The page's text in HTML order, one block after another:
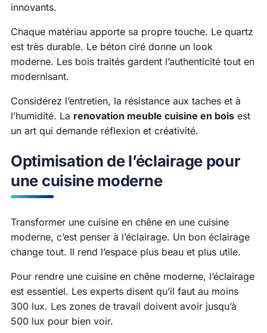
innovants.
Chaque matériau apporte sa propre touche. Le quartz
est très durable. Le béton ciré donne un look
moderne. Les bois traités gardent l’authenticité tout en
modernisant.
Considérez l’entretien, la résistance aux taches et à
l’humidité. La renovation meuble cuisine en bois est
un art qui demande réflexion et créativité.
Optimisation de l’éclairage pour
une cuisine moderne
Transformer une cuisine en chêne en une cuisine
moderne, c’est penser à l’éclairage. Un bon éclairage
change tout. Il rend l’espace plus beau et plus utile.
Pour rendre une cuisine en chêne moderne, l’éclairage
est essentiel. Les experts disent qu’il faut au moins
300 lux. Les zones de travail doivent avoir jusqu’à
500 lux pour bien voir.